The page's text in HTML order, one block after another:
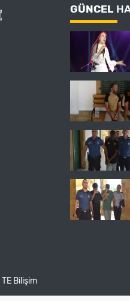
GÜNCEL
TE Bilişim